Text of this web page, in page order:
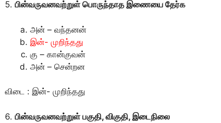
5. பின்வருவனவற்றுள் பொருந்தாத இணையை தேர்க
அன் – வந்தனன்
இன்- முறிந்தது
கு – கான்குவன்
அன் – சென்றன
விடை : இன்- முறிந்தது
6. பின்வருவனவற்றுள் பகுதி, விகுதி, இடைநிலை